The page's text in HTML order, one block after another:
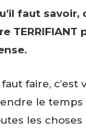
faut savoir,
TERRIFIANT
faire, c’est
le temps
les